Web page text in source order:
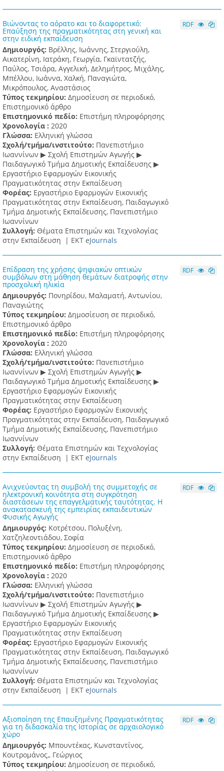
Βιώνοντας το αόρατο και το διαφορετικό:
Επαύξηση της πραγματικότητας στη γενική και
στην ειδική εκπαίδευση
Δημιουργός: Βρέλλης, Ιωάννης, Στεργιούλη,
Αικατερίνη, Ιατράκη, Γεωργία, Γκαϊντατζής,
Παύλος, Τσιάρα, Αγγελική, Δελημήτρος, Μιχάλης,
Μπέλλου, Ιωάννα, Χαλκή, Παναγιώτα,
Μικρόπουλος, Αναστάσιος
Τύπος τεκμηρίου: Δημοσίευση σε περιοδικό,
Επιστημονικό άρθρο
Επιστημονικό πεδίο: Επιστήμη πληροφόρησης
Χρονολογία : 2020
Γλώσσα: Ελληνική γλώσσα
Σχολή/τμήμα/ινστιτούτο: Πανεπιστήμιο
Ιωαννίνων ▶ Σχολή Επιστημών Αγωγής ▶
Παιδαγωγικό Τμήμα Δημοτικής Εκπαίδευσης ▶
Eργαστήριο Εφαρμογών Eικονικής
Πραγματικότητας στην Εκπαίδευση
Φορέας: Εργαστήριο Εφαρμογών Εικονικής
Πραγματικότητας στην Εκπαίδευση, Παιδαγωγικό
Τμήμα Δημοτικής Εκπαίδευσης, Πανεπιστήμιο
Ιωαννίνων
Συλλογή: Θέματα Επιστημών και Τεχνολογίας
στην Εκπαίδευση | ΕΚΤ eJournals
RDF
Επίδραση της χρήσης ψηφιακών οπτικών
συμβόλων στη μάθηση θεμάτων διατροφής στην
προσχολική ηλικία
Δημιουργός: Πονηρίδου, Μαλαματή, Αντωνίου,
Παναγιώτης
Τύπος τεκμηρίου: Δημοσίευση σε περιοδικό,
Επιστημονικό άρθρο
Επιστημονικό πεδίο: Επιστήμη πληροφόρησης
Χρονολογία : 2020
Γλώσσα: Ελληνική γλώσσα
Σχολή/τμήμα/ινστιτούτο: Πανεπιστήμιο
Ιωαννίνων ▶ Σχολή Επιστημών Αγωγής ▶
Παιδαγωγικό Τμήμα Δημοτικής Εκπαίδευσης ▶
Eργαστήριο Εφαρμογών Eικονικής
Πραγματικότητας στην Εκπαίδευση
Φορέας: Εργαστήριο Εφαρμογών Εικονικής
Πραγματικότητας στην Εκπαίδευση, Παιδαγωγικό
Τμήμα Δημοτικής Εκπαίδευσης, Πανεπιστήμιο
Ιωαννίνων
Συλλογή: Θέματα Επιστημών και Τεχνολογίας
στην Εκπαίδευση | ΕΚΤ eJournals
RDF
Ανιχνεύοντας τη συμβολή της συμμετοχής σε
ηλεκτρονική κοινότητα στη συγκρότηση
διαστάσεων της επαγγελματικής ταυτότητας. Η
ανακατασκευή της εμπειρίας εκπαιδευτικών
Φυσικής Αγωγής
Δημιουργός: Κοτρέτσου, Πολυξένη,
Χατζηλεοντιάδου, Σοφία
Τύπος τεκμηρίου: Δημοσίευση σε περιοδικό,
Επιστημονικό άρθρο
Επιστημονικό πεδίο: Επιστήμη πληροφόρησης
Χρονολογία : 2020
Γλώσσα: Ελληνική γλώσσα
Σχολή/τμήμα/ινστιτούτο: Πανεπιστήμιο
Ιωαννίνων ▶ Σχολή Επιστημών Αγωγής ▶
Παιδαγωγικό Τμήμα Δημοτικής Εκπαίδευσης ▶
Eργαστήριο Εφαρμογών Eικονικής
Πραγματικότητας στην Εκπαίδευση
Φορέας: Εργαστήριο Εφαρμογών Εικονικής
Πραγματικότητας στην Εκπαίδευση, Παιδαγωγικό
Τμήμα Δημοτικής Εκπαίδευσης, Πανεπιστήμιο
Ιωαννίνων
Συλλογή: Θέματα Επιστημών και Τεχνολογίας
στην Εκπαίδευση | ΕΚΤ eJournals
RDF
Αξιοποίηση της Επαυξημένης Πραγματικότητας
για τη διδασκαλία της Ιστορίας σε αρχαιολογικό
χώρο
Δημιουργός: Μπουντέκας, Κωνσταντίνος,
Κουτρομάνος,, Γεώργιος
Τύπος τεκμηρίου: Δημοσίευση σε περιοδικό,
RDF